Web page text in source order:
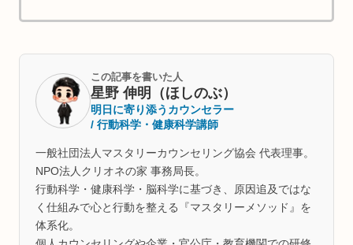
この記事を書いた人
星野 伸明（ほしのぶ）
明日に寄り添うカウンセラー
/ 行動科学・健康科学講師
一般社団法人マスタリーカウンセリング協会 代表理事。
NPO法人クリオネの家 事務局長。
行動科学・健康科学・脳科学に基づき、原因追及ではな
く仕組みで心と行動を整える『マスタリーメソッド』を
体系化。